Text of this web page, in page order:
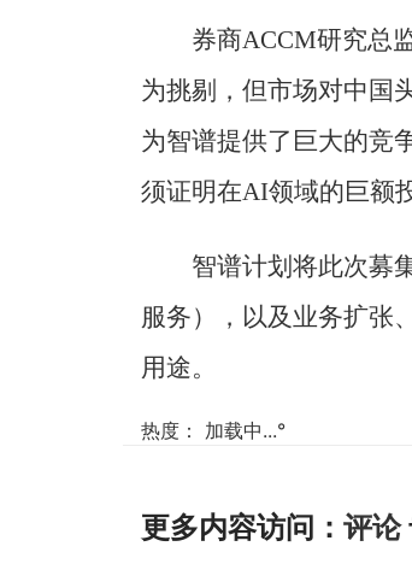
券商ACCM研究总
为挑剔，但市场对中国
为智谱提供了巨大的竞
须证明在AI领域的巨额
智谱计划将此次募
服务），以及业务扩张
用途。
热度： 加载中...°
更多内容访问： 评论